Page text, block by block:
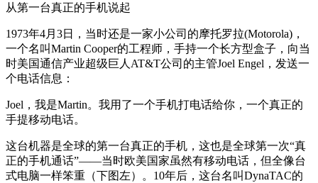
从第一台真正的手机说起
1973年4月3日，当时还是一家小公司的摩托罗拉(Motorola)，
一个名叫Martin Cooper的工程师，手持一个长方型盒子，向当
时美国通信产业超级巨人AT&T公司的主管Joel Engel，发送一
个电话信息：
Joel，我是Martin。我用了一个手机打电话给你，一个真正的
手提移动电话。
这台机器是全球的第一台真正的手机，这也是全球第一次“真
正的手机通话”——当时欧美国家虽然有移动电话，但全像台
式电脑一样笨重（下图左）。10年后，这台名叫DynaTAC的